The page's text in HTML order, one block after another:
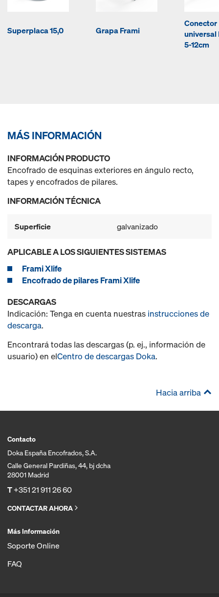
Superplaca 15,0 Grapa Frami
Conector
universal
5-12cm
MÁS INFORMACIÓN
INFORMACIÓN PRODUCTO
Encofrado de esquinas exteriores en ángulo recto,
tapes y encofrados de pilares.
INFORMACIÓN TÉCNICA
Superficie galvanizado
APLICABLE A LOS SIGUIENTES SISTEMAS
Frami Xlife
Encofrado de pilares Frami Xlife
DESCARGAS
Indicación: Tenga en cuenta nuestras instrucciones de
descarga.
Encontrará todas las descargas (p. ej., información de
usuario) en elCentro de descargas Doka.
Hacia arriba
Contacto
Doka España Encofrados, S.A.
Calle General Pardiñas, 44, bj dcha
28001 Madrid
T+351 21 911 26 60
CONTACTAR AHORA
Más Información
Soporte Online
FAQ